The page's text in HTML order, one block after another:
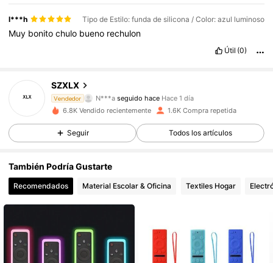
l***h Tipo de Estilo: funda de silicona / Color: azul luminoso
Muy bonitochulo bueno rechulon
Útil (0)
SZXLX
Vendedor
4,85
109 Seguidores
109 Seguidores
4,85 109 Seguidores
109 Seguidores
6.8K Vendido recientemente 1.6K Compra repetida
Seguir Todos los artículos
También Podría Gustarte
Recomendados Material Escolar & Oficina Textiles Hogar